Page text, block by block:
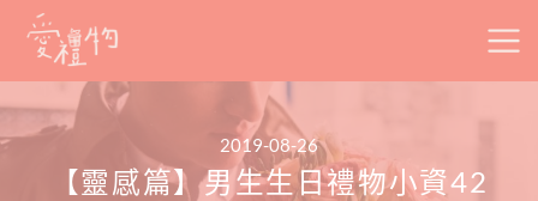
Skip
2019-08-26
【靈感篇】男生生日禮物小資42